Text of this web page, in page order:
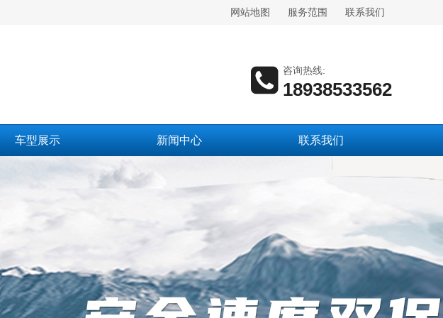
网站地图 服务范围 联系我们
咨询热线:
18938533562
车型展示 新闻中心 联系我们